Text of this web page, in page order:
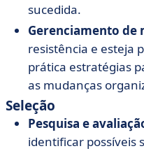
sucedida.
Gerenciamento de
resistência e esteja
prática estratégias
as mudanças
Seleção
Pesquisa e
identificar possíveis